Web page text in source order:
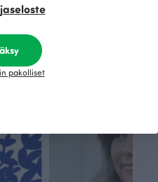
SORJA leggins, myrsky
70.00 EUR
pakolliset